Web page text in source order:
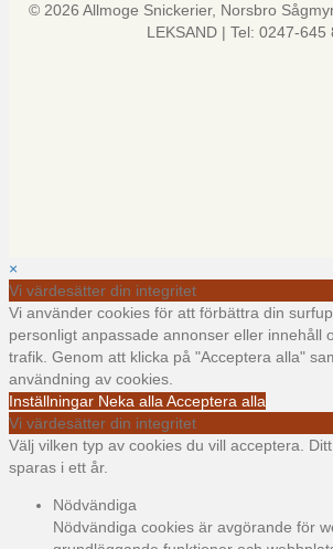
© 2026 Allmoge Snickerier, Norsbro
LEKSAND | Tel: 0247-645
×
Vi värdesätter din integritet
Vi använder cookies för att förbättra din
personligt anpassade annonser eller innehåll
trafik. Genom att klicka på "Acceptera alla"
användning av cookies.
Inställningar Neka alla Acceptera alla
Vi värdesätter din integritet
Välj vilken typ av cookies du vill acceptera.
sparas i ett år.
Nödvändiga
Nödvändiga cookies är avgörande för